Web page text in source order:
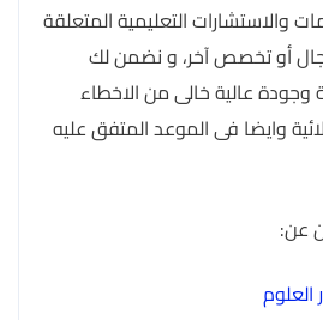
والاستشارات التعليمية المتعلقة
أو تخصص آخر، و نضمن لك
عالية خالى من الاخطاء
وايضا فى الموعد المتفق عليه
عن: